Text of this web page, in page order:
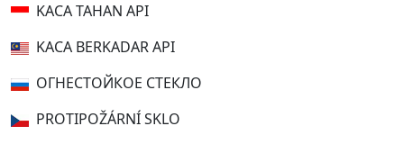
KACA TAHAN API
KACA BERKADAR API
ОГНЕСТОЙКОЕ СТЕКЛО
PROTIPOŽÁRNÍ SKLO